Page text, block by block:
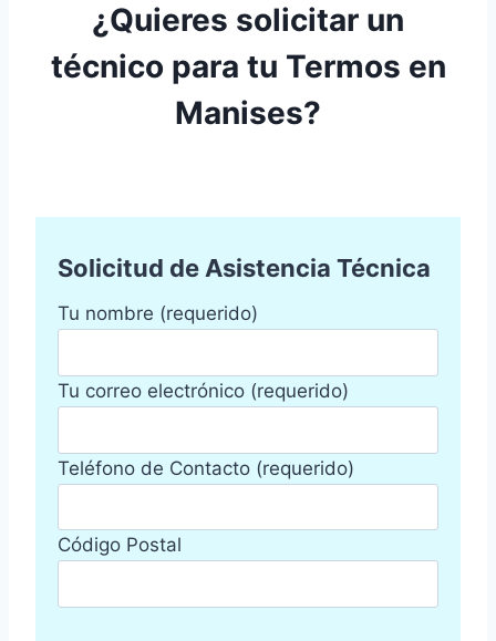
¿Quieres solicitar un
técnico para tu Termos en
Manises?
Solicitud de Asistencia Técnica
Tu nombre (requerido)
Tu correo electrónico (requerido)
Teléfono de Contacto (requerido)
Código Postal